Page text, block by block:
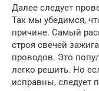
Далее следует
Так мы убедимся,
причине. Самый
строя свечей
проводов. Это
легко решить. Но
исправны, следует